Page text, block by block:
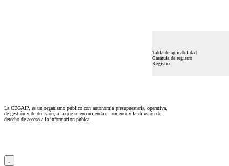
Tabla de aplicabilidad
Carátula de registro
Registro
La CEGAIP, es un organismo público con autonomía presupuestaria, operativa,
de gestión y de decisión, a la que se encomienda el fomento y la difusión del
derecho de acceso a la información púbica.